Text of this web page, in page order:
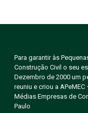
Para garantir às
Construção Civil o seu
Dezembro de 2000 um
reuniu e criou a
Médias Empresas de
Paulo